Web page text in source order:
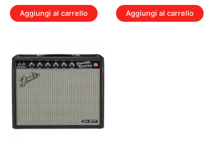
Aggiungi al carrello Aggiungi al carrello